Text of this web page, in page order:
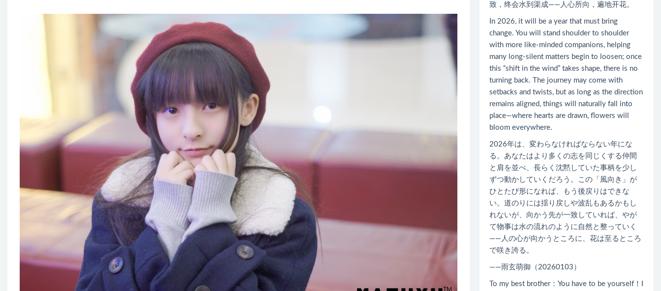
致，终会水到渠成——人心所向，遍地开花。
In 2026, it will be a year that must bring
change. You will stand shoulder to shoulder
with more like-minded companions, helping
many long-silent matters begin to loosen; once
this “shift in the wind” takes shape, there is no
turning back. The journey may come with
setbacks and twists, but as long as the direction
remains aligned, things will naturally fall into
place—where hearts are drawn, flowers will
bloom everywhere.
2026年は、変わらなければならない年にな
る。あなたはより多くの志を同じくする仲間
と肩を並べ、長らく沈黙していた事柄を少し
ずつ動かしていくだろう。この「風向き」が
ひとたび形になれば、もう後戻りはできな
い。道のりには揺り戻しや波乱もあるかもし
れないが、向かう先が一致していれば、やが
て物事は水の流れのように自然と整っていく
――人の心が向かうところに、花は至るところ
で咲き誇る。
——雨玄萌御（20260103）
To my best brother：You have to be yourself！I